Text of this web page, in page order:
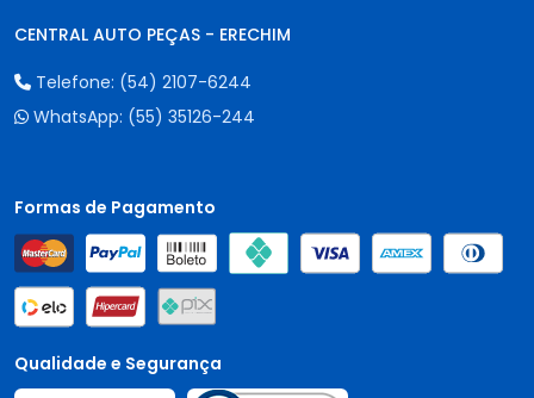
CENTRAL AUTO PEÇAS - ERECHIM
Telefone: (54) 2107-6244
WhatsApp: (55) 35126-244
Formas de Pagamento
Qualidade e Segurança